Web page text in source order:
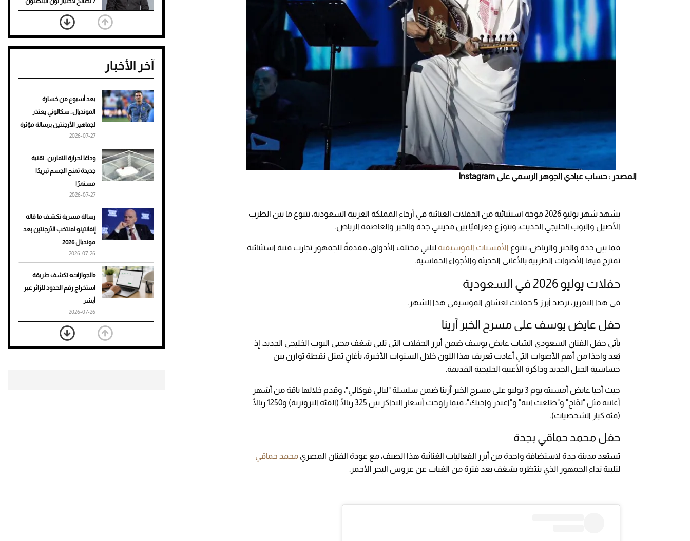
المصدر : حساب عبادي الجوهر الرسمي على Instagram
يشهد شهر يوليو 2026 موجة استثنائية من الحفلات الغنائية في أرجاء المملكة العربية السعودية، تتنوع ما بين الطرب
الأصيل والبوب الخليجي الحديث، وتتوزع جغرافيًا بين مدينتي جدة والخبر والعاصمة الرياض.
فما بين جدة والخبر والرياض، تتنوع الأمسيات الموسيقية لتلبي مختلف الأذواق، مقدمةً للجمهور تجارب فنية استثنائية
تمتزج فيها الأصوات الطربية بالأغاني الحديثة والأجواء الحماسية.
حفلات يوليو 2026 في السعودية
في هذا التقرير، نرصد أبرز 5 حفلات لعشاق الموسيقى هذا الشهر.
حفل عايض يوسف على مسرح الخبر آرينا
يأتي حفل الفنان السعودي الشاب عايض يوسف ضمن أبرز الحفلات التي تلبي شغف محبي البوب الخليجي الجديد، إذ
يُعد واحدًا من أهم الأصوات التي أعادت تعريف هذا اللون خلال السنوات الأخيرة، بأغانٍ تمثل نقطة توازن بين
حساسية الجيل الجديد وذاكرة الأغنية الخليجية القديمة.
حيث أحيا عايض أمسيته يوم 3 يوليو على مسرح الخبر آرينا ضمن سلسلة "ليالي فوكالي"، وقدم خلالها باقة من أشهر
أغانيه مثل "لمّاح" و"طلعت ابيه" و"اعتذر واجيك"، فيما راوحت أسعار التذاكر بين 325 ريالًا (الفئة البرونزية) و1250 ريالًا
(فئة كبار الشخصيات).
حفل محمد حماقي بجدة
تستعد مدينة جدة لاستضافة واحدة من أبرز الفعاليات الغنائية هذا الصيف، مع عودة الفنان المصري محمد حماقي
لتلبية نداء الجمهور الذي ينتظره بشغف بعد فترة من الغياب عن عروس البحر الأحمر.
المناسب للقميص الأسود
نرى المستقبل من خلال
تصميماتنا.. كيف حجزت 1886
تمنحك فخامة استثنائية
هوى الأبطال
أفضل تدريج للشعر الطويل
لإطلالة جريئة وعصرية
للرجال
آخر الأخبار
بعد أسبوع من خسارة
المونديال.. سكالوني يعتذر
لجماهير الأرجنتين برسالة مؤثرة
2026-07-27
وداعًا لحرارة التمارين.. تقنية
جديدة تمنح الجسم تبريدًا
مستمرًا
2026-07-27
رسالة مسربة تكشف ما قاله
إنفانتينو لمنتخب الأرجنتين بعد
مونديال 2026
2026-07-26
«الجوازات» تكشف طريقة
استخراج رقم الحدود للزائر عبر
أبشر
2026-07-26
بعد 7 أشهر من تعرضه لحادث
مروع.. جوشوا يفوز على برينغا